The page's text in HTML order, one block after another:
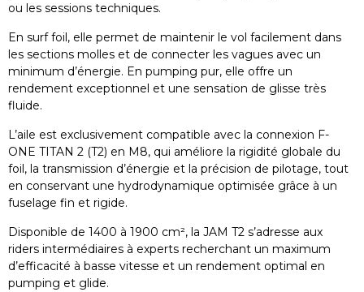
ou les sessions techniques.
En surf foil, elle permet de maintenir le vol facilement dans
les sections molles et de connecter les vagues avec un
minimum d’énergie. En pumping pur, elle offre un
rendement exceptionnel et une sensation de glisse très
fluide.
L’aile est exclusivement compatible avec la connexion F-
ONE TITAN 2 (T2) en M8, qui améliore la rigidité globale du
foil, la transmission d’énergie et la précision de pilotage, tout
en conservant une hydrodynamique optimisée grâce à un
fuselage fin et rigide.
Disponible de 1400 à 1900 cm², la JAM T2 s’adresse aux
riders intermédiaires à experts recherchant un maximum
d’efficacité à basse vitesse et un rendement optimal en
pumping et glide.